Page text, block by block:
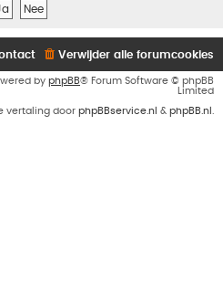
Verwijder alle forumcookies
by phpBB® Forum Software © phpBB
Limited
vertaling door phpBBservice.nl & phpBB.nl